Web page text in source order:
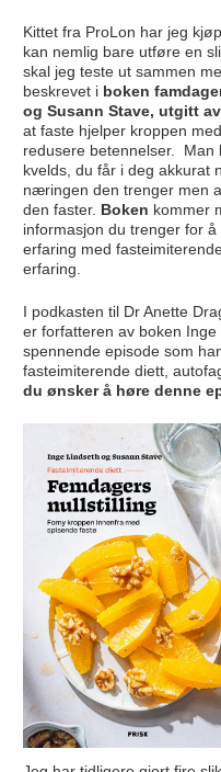
Kittet fra ProLon har jeg
kan nemlig bare utføre en
skal jeg teste ut sammen
beskrevet i boken
og Susann Stave, utgitt
at faste hjelper kroppen
redusere betennelser. Man
kvelds, du får i deg akkurat
næringen den trenger men
den faster. Boken kommer
informasjon du trenger for
erfaring med
erfaring.
I podkasten til Dr Anette
er forfatteren av boken
spennende episode som
fasteimiterende diett,
du ønsker å høre denne